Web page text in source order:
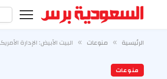
الرئيسية » منوعات » البيت الأبيض: الإدارة
منوعات